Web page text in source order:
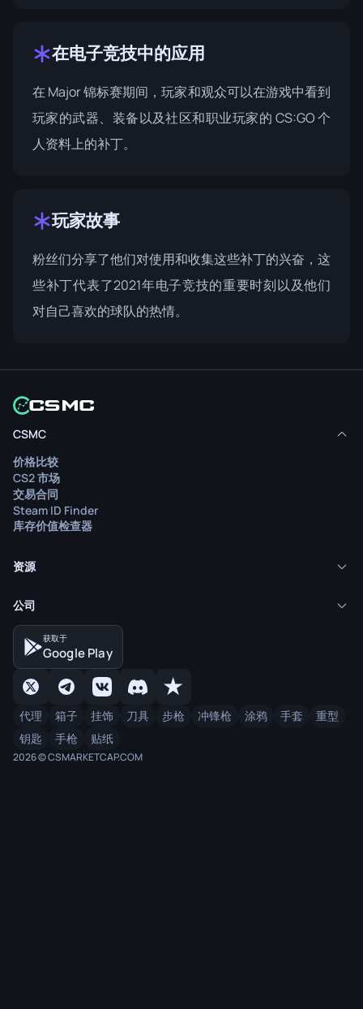
在电子竞技中的应用
在 Major 锦标赛期间，玩家和观众可以在游戏中看到
玩家的武器、装备以及社区和职业玩家的 CS:GO 个
人资料上的补丁。
玩家故事
粉丝们分享了他们对使用和收集这些补丁的兴奋，这
些补丁代表了2021年电子竞技的重要时刻以及他们
对自己喜欢的球队的热情。
CSMC
价格比较
CS2 市场
交易合同
Steam ID Finder
库存价值检查器
资源
公司
获取于
Google Play
代理 箱子 挂饰 刀具 步枪 冲锋枪 涂鸦 手套
重型
钥匙
手枪 贴纸
2026 © CSMARKETCAP.COM